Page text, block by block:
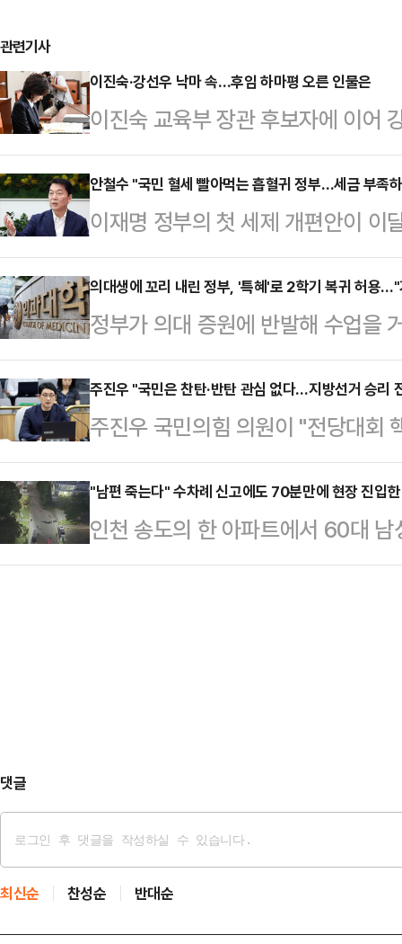
관련기사
이진숙·강선우 낙마 속…후임 하마평 오른 인물은
이진숙 교육부 장관 후보자에 이어
낙마하면서 후임 장관 후보자군에
육부 장관 후보자로는 강경숙 조국
원, 백승아 민주당 의원 등(가나다
은 전라북도 남원 출생으로, 이화여
학 영어교육 석사 및 특수교육학 박
기구(NGO) '세이브더칠드런' 해외
국립특수교육원 교육연구…
안철수 "국민 혈세 빨아먹는 흡혈귀 정부…세금 부족
이재명 정부의 첫 세제 개편안이 이
철수 국민의힘 의원이 "국민의 혈
안 의원은 26일 페이스북을 통해 "
는 증권거래세 인상까지 추진하고
의 피를 빨아먹는 흡혈귀 정부의 민
의원은 "국민에게는 현금 몇 푼 쥐
위적 증세로 국민의 등골을 쥐어짜
'빚잔치 총리…
의대생에 꼬리 내린 정부, '특혜'로 2학기 복귀 허용
정부가 의대 증원에 반발해 수업을
를 허용하기로 하면서 '특혜 논란'
업을 몰아 듣고 내년 1학기에 다음
치로, 이미 복귀한 학생들과의 형평
다.교육부는 25일 유급 의대생 2학
의사 국가시험(국시)을 추가로 시
대한 정부 입장'을 발표했다.교육부
회'(의총…
주진우 "국민은 찬탄·반탄 관심 없다…지방선거 승리
주진우 국민의힘 의원이 "전당대회
략"이라며 "찬탄반탄(탄핵 찬성·반
원은 26일 페이스북을 통해 "국민
고 싸워봤자 국민 벌점만 쌓인다"
단절하되 미래를 얘기해야 한다"면
"남편 죽는다" 수차례 신고에도 70분만에 현장 진입
인천 송도의 한 아파트에서 60대
시 피해자 아내의 112 신고 녹취록
댓글
최신순 찬성순 반대순